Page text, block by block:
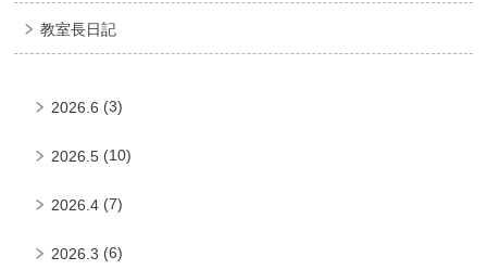
教室長日記
2026.6 (3)
2026.5 (10)
2026.4 (7)
2026.3 (6)